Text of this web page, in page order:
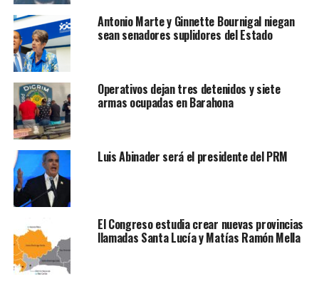
Antonio Marte y Ginnette Bournigal niegan
sean senadores suplidores del Estado
Operativos dejan tres detenidos y siete
armas ocupadas en Barahona
Luis Abinader será el presidente del PRM
El Congreso estudia crear nuevas provincias
llamadas Santa Lucía y Matías Ramón Mella